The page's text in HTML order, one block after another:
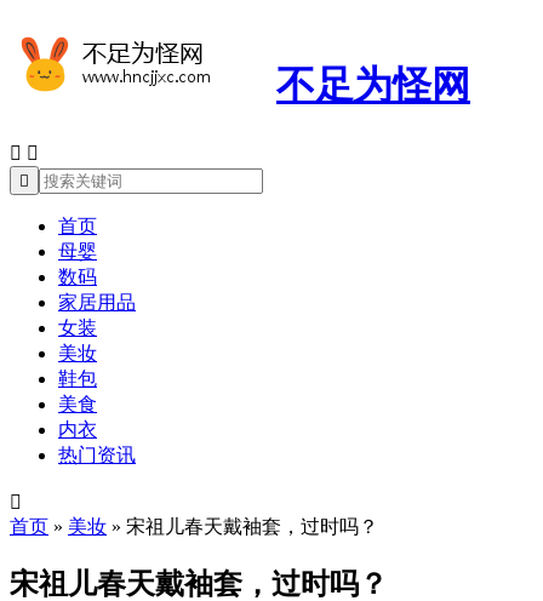
不足为怪网
 

首页
母婴
数码
家居用品
女装
美妆
鞋包
美食
内衣
热门资讯

首页 » 美妆 » 宋祖儿春天戴袖套，过时吗？
宋祖儿春天戴袖套，过时吗？